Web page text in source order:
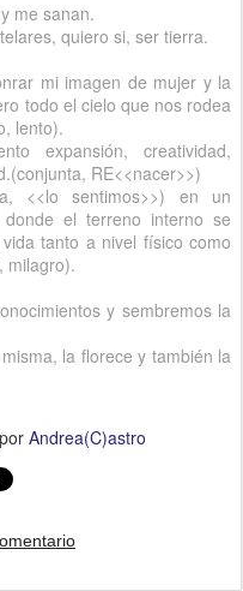
me sanan.
quiero si, ser tierra.
mi imagen de mujer y la
todo el cielo que nos rodea
lento).
expansión, creatividad,
RE<<nacer>>)
<<lo sentimos>>) en un
el terreno interno se
tanto a nivel físico como
milagro).
y sembremos la
la florece y también la
por Andrea(C)astro